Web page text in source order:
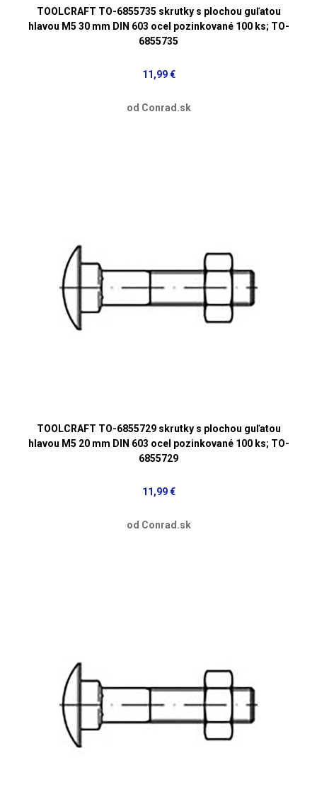
TOOLCRAFT TO-6855735 skrutky s plochou guľatou
hlavou M5 30 mm DIN 603 ocel pozinkované 100 ks; TO-
6855735
11,99 €
od Conrad.sk
TOOLCRAFT TO-6855729 skrutky s plochou guľatou
hlavou M5 20 mm DIN 603 ocel pozinkované 100 ks; TO-
6855729
11,99 €
od Conrad.sk